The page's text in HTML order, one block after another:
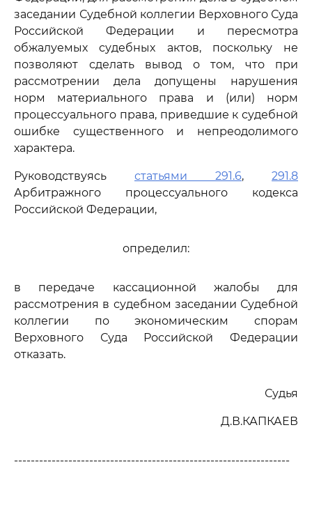
заседании Судебной коллегии Верховного Суда
Российской Федерации и пересмотра
обжалуемых судебных актов, поскольку не
позволяют сделать вывод о том, что при
рассмотрении дела допущены нарушения
норм материального права и (или) норм
процессуального права, приведшие к судебной
ошибке существенного и непреодолимого
характера.
Руководствуясь статьями 291.6, 291.8
Арбитражного процессуального кодекса
Российской Федерации,
определил:
в передаче кассационной жалобы для
рассмотрения в судебном заседании Судебной
коллегии по экономическим спорам
Верховного Суда Российской Федерации
отказать.
Судья
Д.В.КАПКАЕВ
------------------------------------------------------------------